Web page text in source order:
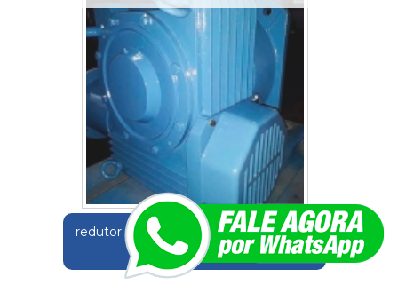
redutor industrial usado Campo Limpo
Paulista